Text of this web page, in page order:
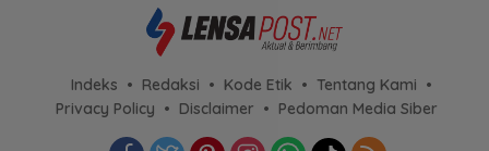
Indeks Redaksi Kode Etik
Tentang Kami
Privacy Policy
Disclaimer Pedoman Media Siber